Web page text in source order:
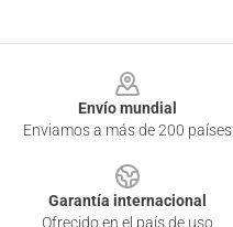
Envío mundial
Enviamos a más de 200 países
Garantía internacional
Ofrecido en el país de uso